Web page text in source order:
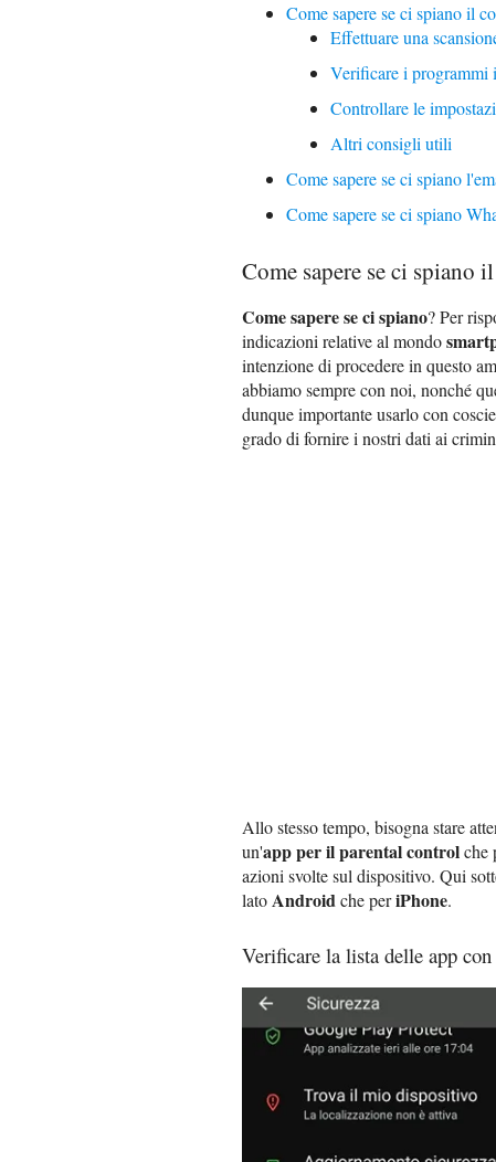
Come sapere se ci spiano il
Effettuare una
Verificare i programmi
Controllare le
Altri consigli utili
Come sapere se ci spiano
Come sapere se ci spiano
Come sapere se ci spiano
Come sapere se ci spiano? Per
indicazioni relative al mondo
intenzione di procedere in questo
abbiamo sempre con noi, nonché
dunque importante usarlo con
grado di fornire i nostri dati ai
Allo stesso tempo, bisogna stare
un'app per il parental controlche
azioni svolte sul dispositivo. Qui
latoAndroidche periPhone.
Verificare la lista delle app